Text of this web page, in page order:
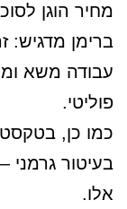
מחיר הוגן
ברימן מדגיש:
עבודה משא
פוליטי.
כמו כן,
בעיטור
אלו.